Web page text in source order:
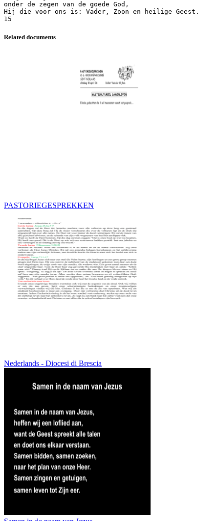
Related documents
PASTORIEGESPREKKEN
Nederlands - Diocesi di Brescia